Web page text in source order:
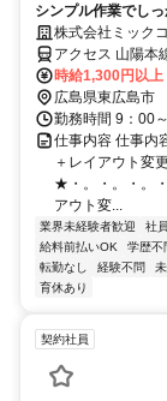
シンプル作業でし
株式会社ミック
アクセス 山陽本
OK（駐車場あり）
時給1,300円以上
広島県東広島市
勤務時間 9：00
仕事内容 仕事内
＋レイアウト変
★・。・。・。
アウト変...
業界未経験者歓迎 社
給料前払いOK
学歴不
転勤なし
経験不問
育休あり
契約社員